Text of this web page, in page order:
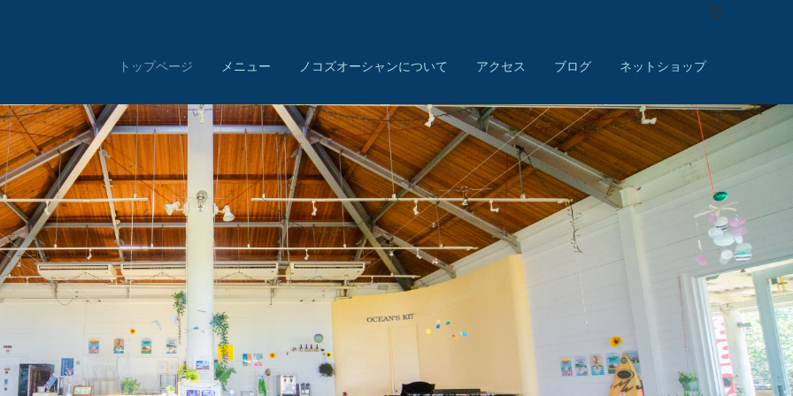
トップページ メニュー ノコズオーシャンについて アクセス ブログ ネットショップ